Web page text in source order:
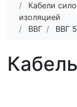
Кабели
изоляцией
ВВГ
ВВГ